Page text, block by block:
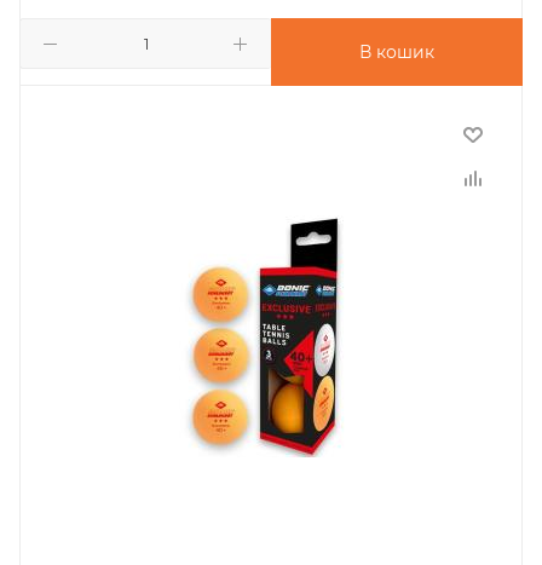
В кошик